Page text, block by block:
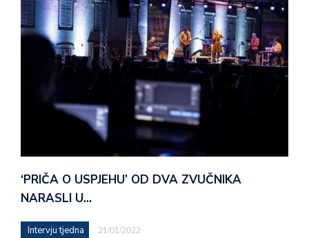
‘PRIČA O USPJEHU’ OD DVA ZVUČNIKA
NARASLI U…
Intervju tjedna 21/01/2022